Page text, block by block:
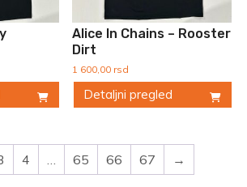
stranici
proizvoda.
Alice In Chains – Rooster
Dirt
1 600,00 rsd
Detaljni pregled
ima
više
4 … 65 66 67 →